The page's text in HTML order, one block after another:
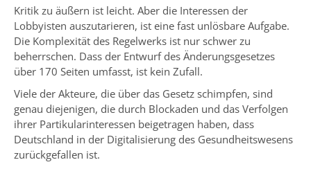
Kritik zu äußern ist leicht. Aber die Interessen der
Lobbyisten auszutarieren, ist eine fast unlösbare Aufgabe.
Die Komplexität des Regelwerks ist nur schwer zu
beherrschen. Dass der Entwurf des Änderungsgesetzes
über 170 Seiten umfasst, ist kein Zufall.
Viele der Akteure, die über das Gesetz schimpfen, sind
genau diejenigen, die durch Blockaden und das Verfolgen
ihrer Partikularinteressen beigetragen haben, dass
Deutschland in der Digitalisierung des Gesundheitswesens
zurückgefallen ist.